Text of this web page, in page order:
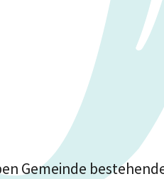
Gemeinde